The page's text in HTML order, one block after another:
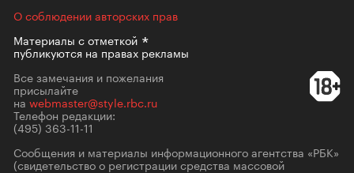
О соблюдении авторских прав
Материалы сотметкой
публикуются на правах рекламы
Все замечания и пожелания
присылайте
на webmaster@style.rbc.ru
Телефон редакции:
(495) 363-11-11
Сообщения и материалы информационного агентства «РБК»
(свидетельство о регистрации средства массовой